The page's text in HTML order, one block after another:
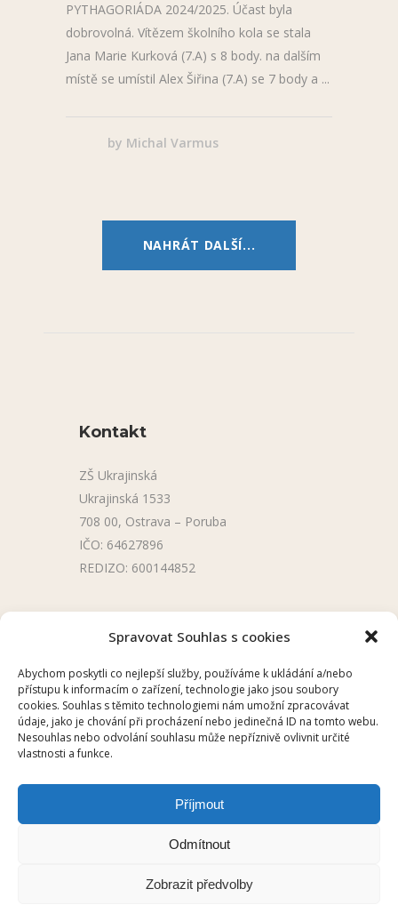
Spravovat Souhlas s cookies
Abychom poskytli co nejlepší služby, používáme k ukládání a/nebo
přístupu k informacím o zařízení, technologie jako jsou soubory
cookies. Souhlas s těmito technologiemi nám umožní zpracovávat
údaje, jako je chování při procházení nebo jedinečná ID na tomto webu.
Nesouhlas nebo odvolání souhlasu může nepříznivě ovlivnit určité
vlastnosti a funkce.
Příjmout
Odmítnout
Zobrazit předvolby
PYTHAGORIÁDA 2024/2025. Účast byla
dobrovolná. Vítězem školního kola se stala
Jana Marie Kurková (7.A) s 8 body. na dalším
místě se umístil Alex Šiřina (7.A) se 7 body a
by Michal Varmus
NAHRÁT DALŠÍ...
Kontakt
ZŠ Ukrajinská
Ukrajinská 1533
708 00, Ostrava – Poruba
IČO: 64627896
REDIZO: 600144852
Úřední deska
Školní aplikace
2025 © ZŠ UKRAJINSKÁ, OSTRAVA –
/CHILLI/Prohlášení o